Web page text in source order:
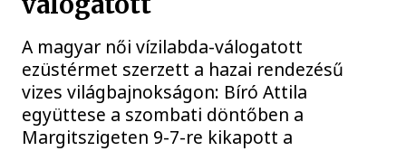
A magyar női vízilabda-válogatott
ezüstérmet szerzett a hazai rendezésű
vizes világbajnokságon: Bíró Attila
együttese a szombati döntőben a
Margitszigeten 9-7-re kikapott a